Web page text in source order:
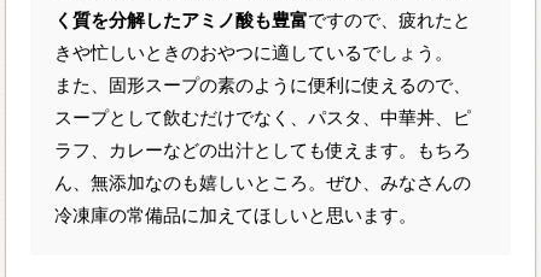
く質を分解したアミノ酸も豊富ですので、疲れたと
きや忙しいときのおやつに適しているでしょう。
また、固形スープの素のように便利に使えるので、
スープとして飲むだけでなく、パスタ、中華丼、ピ
ラフ、カレーなどの出汁としても使えます。もちろ
ん、無添加なのも嬉しいところ。ぜひ、みなさんの
冷凍庫の常備品に加えてほしいと思います。